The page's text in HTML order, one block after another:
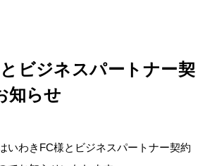
ビジネスパートナー契
知らせ
いわきFC様とビジネスパートナー契約